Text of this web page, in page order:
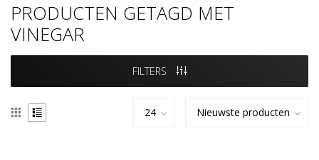
PRODUCTEN GETAGD MET
VINEGAR
FILTERS